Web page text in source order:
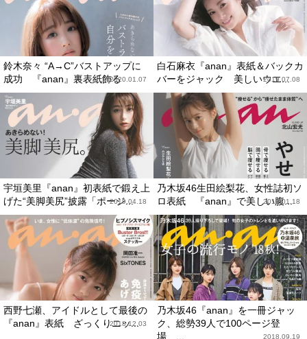
鈴木奈々 “A→C”バストアップに
成功 『anan』裏表紙飾る2020.01.07
白石麻衣『anan』表紙＆バックカ
バーをジャック 美しいウエ...
2019.07.08
宇垣美里『anan』初表紙で鍛え上
げた“美脚美尻”披露「ポージ...
2019.04.18
乃木坂46生田絵梨花、女性誌初ソ
ロ表紙 『anan』で美しい腹...
2019.01.18
西野七瀬、アイドルとして最後の
『anan』表紙 ざっくりニッ...
2018.12.03
乃木坂46『anan』を一冊ジャッ
ク、総勢39人で100ページ登
場 ...
2018.09.19